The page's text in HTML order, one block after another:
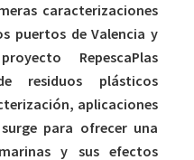
caracterizaciones
puertos de Valencia y
RepescaPlas
residuos plásticos
aplicaciones
para ofrecer una
y sus efectos